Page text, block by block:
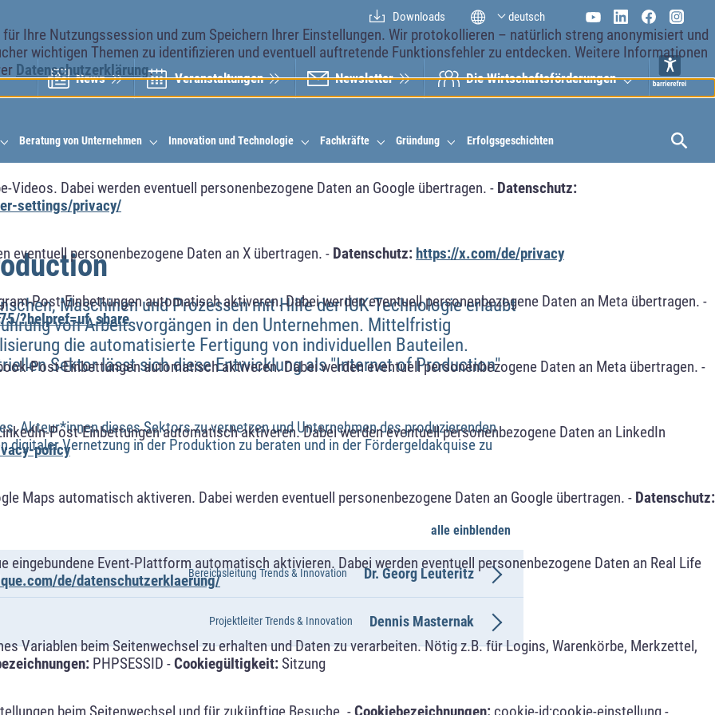
Ihre Nutzungssession und zum Speichern Ihrer Einstellungen. Wir protokollieren – natürlich streng anonymisiert und
wichtigen Themen zu identifizieren und eventuell auftretende Funktionsfehler zu entdecken. Weitere Informationen
Datenschutzerklärung.
Videos. Dabei werden eventuell personenbezogene Daten an Google übertragen. - Datenschutz:
settings/privacy/
eventuell personenbezogene Daten an X übertragen. - Datenschutz: https://x.com/de/privacy
Post-Einbettungen automatisch aktiveren. Dabei werden eventuell personenbezogene Daten an Meta übertragen. -
?helpref=uf_share
Post-Einbettungen automatisch aktiveren. Dabei werden eventuell personenbezogene Daten an Meta übertragen. -
Post-Einbettungen automatisch aktiveren. Dabei werden eventuell personenbezogene Daten an LinkedIn
policy
Maps automatisch aktiveren. Dabei werden eventuell personenbezogene Daten an Google übertragen. - Datenschutz:
eingebundene Event-Plattform automatisch aktivieren. Dabei werden eventuell personenbezogene Daten an Real Life
de/datenschutzerklaerung/
Variablen beim Seitenwechsel zu erhalten und Daten zu verarbeiten. Nötig z.B. für Logins, Warenkörbe, Merkzettel,
PHPSESSID -Cookiegültigkeit:Sitzung
Beratung von Unternehmen Innovation und Technologie Fachkräfte Gründung Erfolgsgeschichten
Downloads deutsch
News Veranstal­tungen Newsletter Die Wirt­schaftsför­derungen
Maschinen und Prozessen mit Hilfe der IUK-Technologie erlaubt
von Arbeitsvorgängen in den Unternehmen. Mittelfristig
die automatisierte Fertigung von individuellen Bauteilen.
Sektor lässt sich diese Entwicklung als "Internet of Production"
Akteur*innen dieses Sektors zu vernetzen und Unternehmen des produzierenden
digitaler Vernetzung in der Produktion zu beraten und in der Fördergeldakquise zu
alle einblenden
Bereichsleitung Trends & Innovation Dr. Georg Leuteritz
Projektleiter Trends & Innovation Dennis Masternak